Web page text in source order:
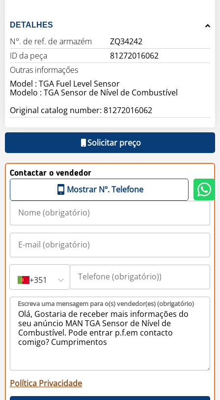
DETALHES
N°. de ref. de armazém
ZQ34242
ID da peça
81272016062
Outras informaçőes
Model : TGA Fuel Level Sensor
Modelo : TGA Sensor de Nível de Combustível
Original catalog number: 81272016062
Solicitar preço
Contactar o vendedor
Mostrar Nº. Telefone
+351
Escreva uma mensagem para o(s) vendedor(es) (obrigatório)
Política Privacidade